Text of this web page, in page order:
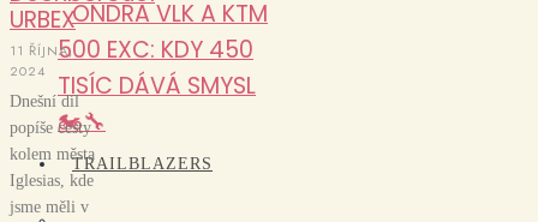
ONDRA VLK A KTM
500 EXC: KDY 450
TISÍC DÁVÁ SMYSL
🏍️🔧
TRAILBLAZERS
URBEX
11 ŘÍJNA,
2024
Dnešní díl
popíše cesty
kolem města
Iglesias, kde
jsme měli v